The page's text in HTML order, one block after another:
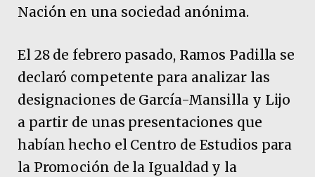
Nación en una sociedad anónima.
El 28 de febrero pasado, Ramos Padilla se
declaró competente para analizar las
designaciones de García-Mansilla y Lijo
a partir de unas presentaciones que
habían hecho el Centro de Estudios para
la Promoción de la Igualdad y la